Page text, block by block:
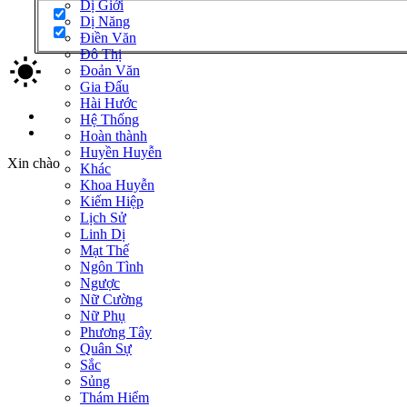
Đăng nhập
Đăng ký
Xin chào
Dị Giới
Dị Năng
Điền Văn
Đô Thị
Đoản Văn
Gia Đấu
Hài Hước
Hệ Thống
Hoàn thành
Huyền Huyễn
Khác
Khoa Huyễn
Kiếm Hiệp
Lịch Sử
Linh Dị
Mạt Thế
Ngôn Tình
Ngược
Nữ Cường
Nữ Phụ
Phương Tây
Quân Sự
Sắc
Sủng
Thám Hiểm